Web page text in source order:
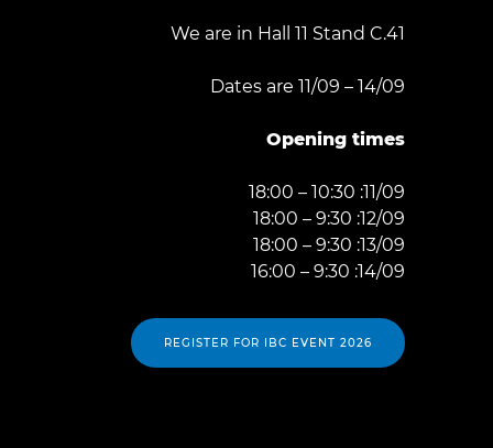
We are in Hall 11 Stand C.41
Dates are 11/09 – 14/09
Opening times
11/09: 10:30 – 18:00
12/09: 9:30 – 18:00
13/09: 9:30 – 18:00
14/09: 9:30 – 16:00
REGISTER FOR IBC EVENT 2026